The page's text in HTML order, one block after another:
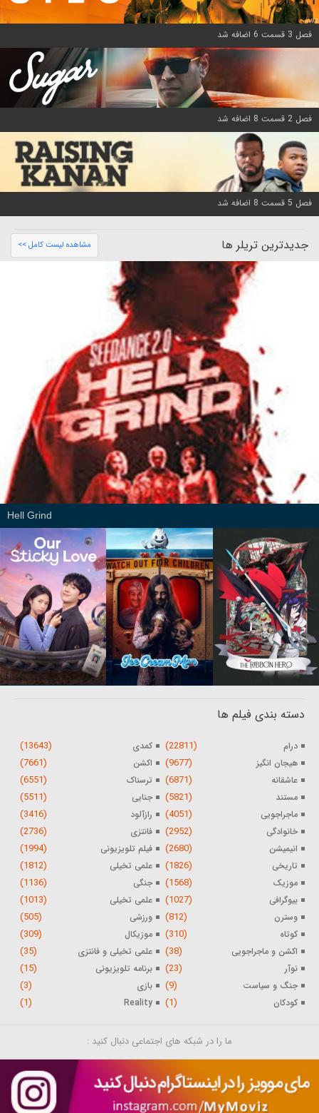
فصل 3 قسمت 6 اضافه شد
فصل 2 قسمت 8 اضافه شد
فصل 5 قسمت 8 اضافه شد
جدیدترین تریلر ها مشاهده لیست کامل >>
Hell Grind
دسته بندی فیلم ها
درام (22811) کمدی (13643)
هیجان انگیز (9677) اکشن (7661)
عاشقانه (6871) ترسناک (6551)
مستند (5821) جنایی (5511)
ماجراجویی (4051) رازآلود (3416)
خانوادگی (2952) فانتزی (2736)
انیمیشن (2680) فیلم تلویزیونی (1994)
تاریخی (1826) علمی تخیلی (1812)
موزیک (1568) جنگی (1136)
بیوگرافی (1027) علمی تخیلی (1013)
وسترن (812) ورزشی (505)
کوتاه (310) موزیکال (309)
اکشن و ماجراجویی (38) علمی تخیلی و فانتزی (35)
نوآر (23) برنامه تلویزیونی (15)
جنگ و سیاست (9) بازی (3)
کودکان (1)
Reality
(1)
ما را در شبکه های اجتماعی دنبال کنید :